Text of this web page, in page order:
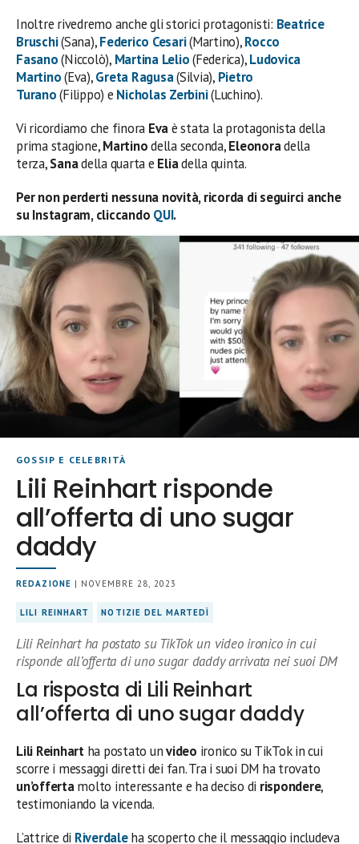
Inoltre rivedremo anche gli storici protagonisti: Beatrice
Bruschi(Sana),Federico Cesari(Martino),Rocco
Fasano(Niccolò), Martina Lelio(Federica),Ludovica
Martino(Eva),Greta Ragusa(Silvia), Pietro
Turano(Filippo) e Nicholas Zerbini(Luchino).
Vi ricordiamo che finora Evaè stata la protagonista della
prima stagione,Martinodella seconda,Eleonoradella
terza,Sanadella quarta e Eliadella quinta.
Per non perderti nessuna novità, ricorda di seguirci anche
su Instagram, cliccando QUI.
GOSSIP E CELEBRITÀ
Lili Reinhart risponde
all’offerta di uno sugar
daddy
REDAZIONE | NOVEMBRE 28, 2023
LILI REINHART NOTIZIE DEL MARTEDÌ
Lili Reinhart ha postato su TikTok un video ironico in cui
risponde all’offerta di uno sugar daddy arrivata nei suoi DM
La risposta di Lili Reinhart
all’offerta di uno sugar daddy
Lili Reinhartha postato unvideo ironico su TikTok in cui
scorre i messaggi diretti dei fan. Tra i suoi DM ha trovato
un’offertamolto interessante e ha deciso di rispondere,
testimoniando la vicenda.
L’attrice di Riverdaleha scoperto che il messaggio includeva